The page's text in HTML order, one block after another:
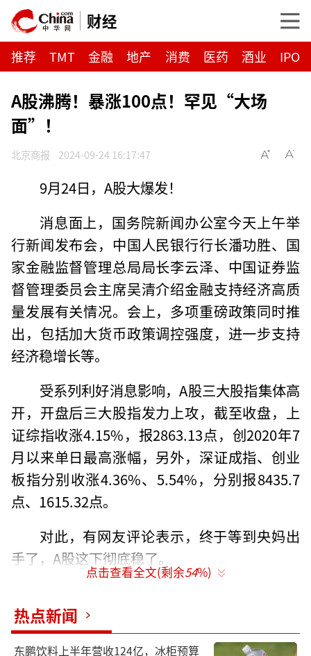
财经
推荐 TMT 金融 地产 消费 医药 酒业 IPO
A股沸腾！暴涨100点！罕见“大场
面”！
北京商报 2024-09-24 16:17:47
9月24日，A股大爆发！
消息面上，国务院新闻办公室今天上午举
行新闻发布会，中国人民银行行长潘功胜、国
家金融监督管理总局局长李云泽、中国证券监
督管理委员会主席吴清介绍金融支持经济高质
量发展有关情况。会上，多项重磅政策同时推
出，包括加大货币政策调控强度，进一步支持
经济稳增长等。
受系列利好消息影响，A股三大股指集体高
开，开盘后三大股指发力上攻，截至收盘，上
证综指收涨4.15%，报2863.13点，创2020年7
月以来单日最高涨幅，另外，深证成指、创业
板指分别收涨4.36%、5.54%，分别报8435.7
点、1615.32点。
对此，有网友评论表示，终于等到央妈出
手了，A股这下彻底稳了。
点击查看全文(剩余54%)
热点新闻
东鹏饮料上半年营收124亿，冰柜预算